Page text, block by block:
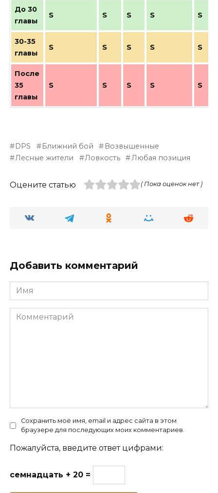
До 30
главы
S S S S S
30-35
главы
S S S S S
После
35
главы
S S S S S
DPS Ближний бой
Возвышенные
Лесные жители
Ловкость Любая позиция
Оцените статью ( Пока оценок нет )
Добавить комментарий
Имя
Комментарий
Сохранить моё имя, email и адрес сайта в этом
браузере для последующих моих комментариев.
Пожалуйста, введите ответ цифрами:
семнадцать + 20 =